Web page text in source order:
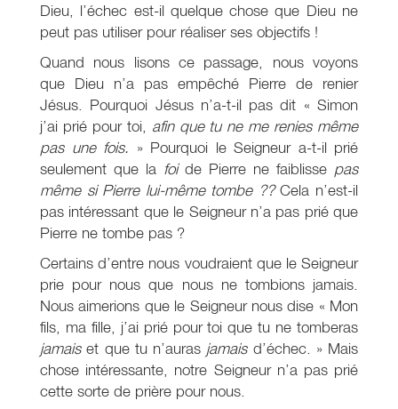
Dieu, l’échec est-il quelque chose que Dieu ne
peut pas utiliser pour réaliser ses objectifs !
Quand nous lisons ce passage, nous voyons
que Dieu n’a pas empêché Pierre de renier
Jésus. Pourquoi Jésus n’a-t-il pas dit « Simon
j’ai prié pour toi, afin que tu ne me renies même
pas une fois. » Pourquoi le Seigneur a-t-il prié
seulement que la foide Pierre ne faiblisse pas
même si Pierre lui-même tombe ??Cela n’est-il
pas intéressant que le Seigneur n’a pas prié que
Pierre ne tombe pas ?
Certains d’entre nous voudraient que le Seigneur
prie pour nous que nous ne tombions jamais.
Nous aimerions que le Seigneur nous dise « Mon
fils, ma fille, j’ai prié pour toi que tu ne tomberas
jamaiset que tu n’auras jamaisd’échec. » Mais
chose intéressante, notre Seigneur n’a pas prié
cette sorte de prière pour nous.